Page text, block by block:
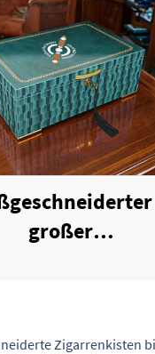
großer
Zigarrenkisten